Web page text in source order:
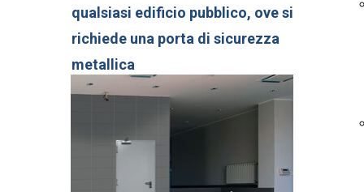
qualsiasi edificio pubblico, ove si
richiede una porta di sicurezza
metallica